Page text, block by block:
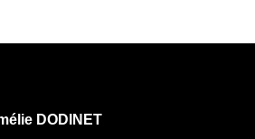
DODINET